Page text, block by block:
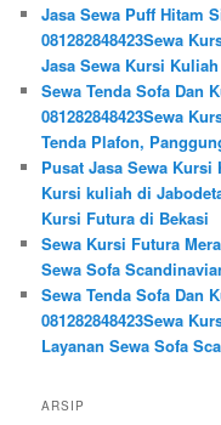
Jasa Sewa Puff Hitam
081282848423Sewa
Jasa Sewa Kursi
Sewa Tenda Sofa Dan
081282848423Sewa
Tenda Plafon,
Pusat Jasa Sewa
Kursi kuliah di
Kursi Futura di Bekasi
Sewa Kursi Futura
Sewa Sofa
Sewa Tenda Sofa Dan
081282848423Sewa
Layanan Sewa Sofa
ARSIP